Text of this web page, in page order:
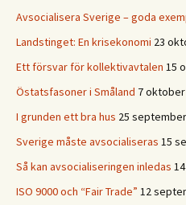
Avsocialisera Sverige – goda
Landstinget: En krisekonomi 23
Ett försvar för kollektivavtalen 15
Östatsfasoner i Småland 7 oktober
I grunden ett bra hus 25
Sverige måste avsocialiseras 15
Så kan avsocialiseringen inledas
ISO 9000 och “Fair Trade” 12